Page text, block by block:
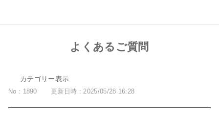
よくあるご質問
カテゴリー表示
No : 1890 更新日時 : 2025/05/28 16:28